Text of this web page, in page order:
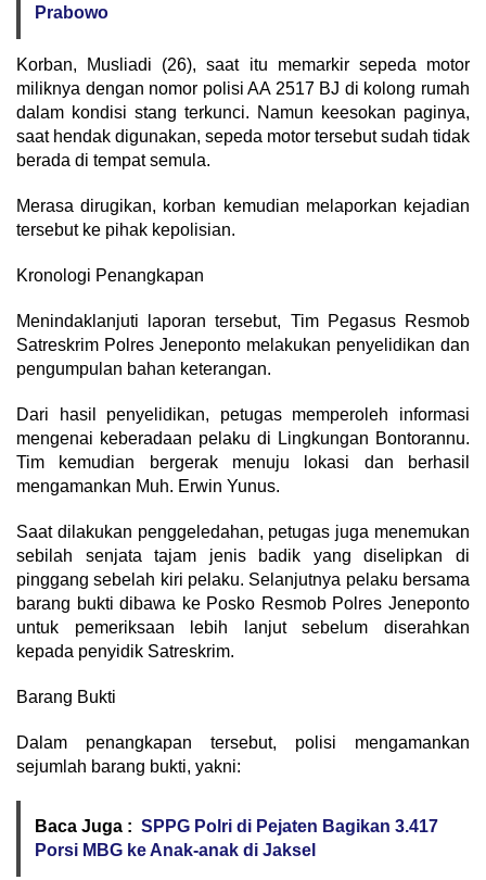
Prabowo
Korban, Musliadi (26), saat itu memarkir sepeda motor
miliknya dengan nomor polisi AA 2517 BJ di kolong rumah
dalam kondisi stang terkunci. Namun keesokan paginya,
saat hendak digunakan, sepeda motor tersebut sudah tidak
berada di tempat semula.
Merasa dirugikan, korban kemudian melaporkan kejadian
tersebut ke pihak kepolisian.
Kronologi Penangkapan
Menindaklanjuti laporan tersebut, Tim Pegasus Resmob
Satreskrim Polres Jeneponto melakukan penyelidikan dan
pengumpulan bahan keterangan.
Dari hasil penyelidikan, petugas memperoleh informasi
mengenai keberadaan pelaku di Lingkungan Bontorannu.
Tim kemudian bergerak menuju lokasi dan berhasil
mengamankan Muh. Erwin Yunus.
Saat dilakukan penggeledahan, petugas juga menemukan
sebilah senjata tajam jenis badik yang diselipkan di
pinggang sebelah kiri pelaku. Selanjutnya pelaku bersama
barang bukti dibawa ke Posko Resmob Polres Jeneponto
untuk pemeriksaan lebih lanjut sebelum diserahkan
kepada penyidik Satreskrim.
Barang Bukti
Dalam penangkapan tersebut, polisi mengamankan
sejumlah barang bukti, yakni:
Baca Juga : SPPG Polri di Pejaten Bagikan 3.417
Porsi MBG ke Anak-anak di Jaksel